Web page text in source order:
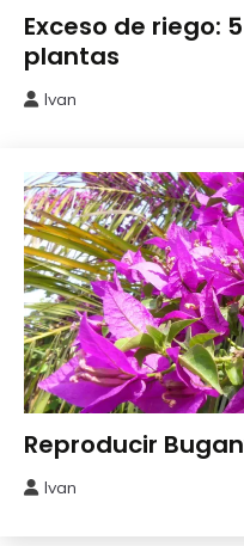
Jardinería
Exceso de riego:
plantas
2025
Ivan
Jardinería
Reproducir
octubre,
Ivan